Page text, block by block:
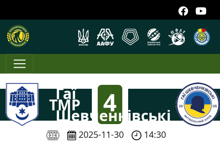
ТМР
4
:
Гаї
Шевченківські
2025-11-30 14:30